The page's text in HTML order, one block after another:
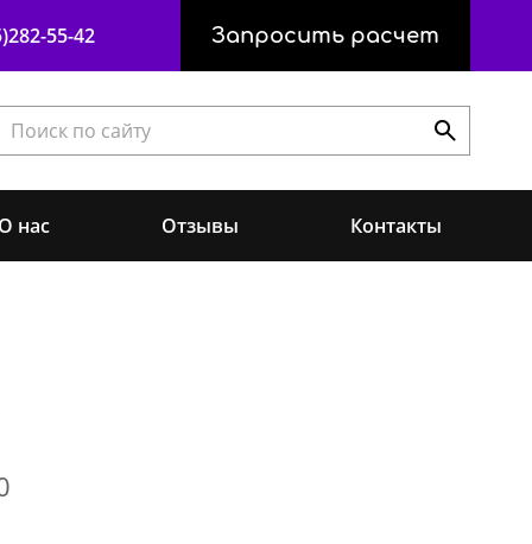
55-42 Запросить расчет
О нас Отзывы Контакты